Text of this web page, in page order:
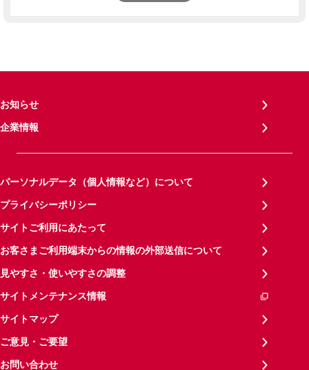
お知らせ
企業情報
パーソナルデータ（個人情報など）について
プライバシーポリシー
サイトご利用にあたって
お客さまご利用端末からの情報の外部送信について
見やすさ・使いやすさの調整
サイトメンテナンス情報
サイトマップ
ご意見・ご要望
お問い合わせ